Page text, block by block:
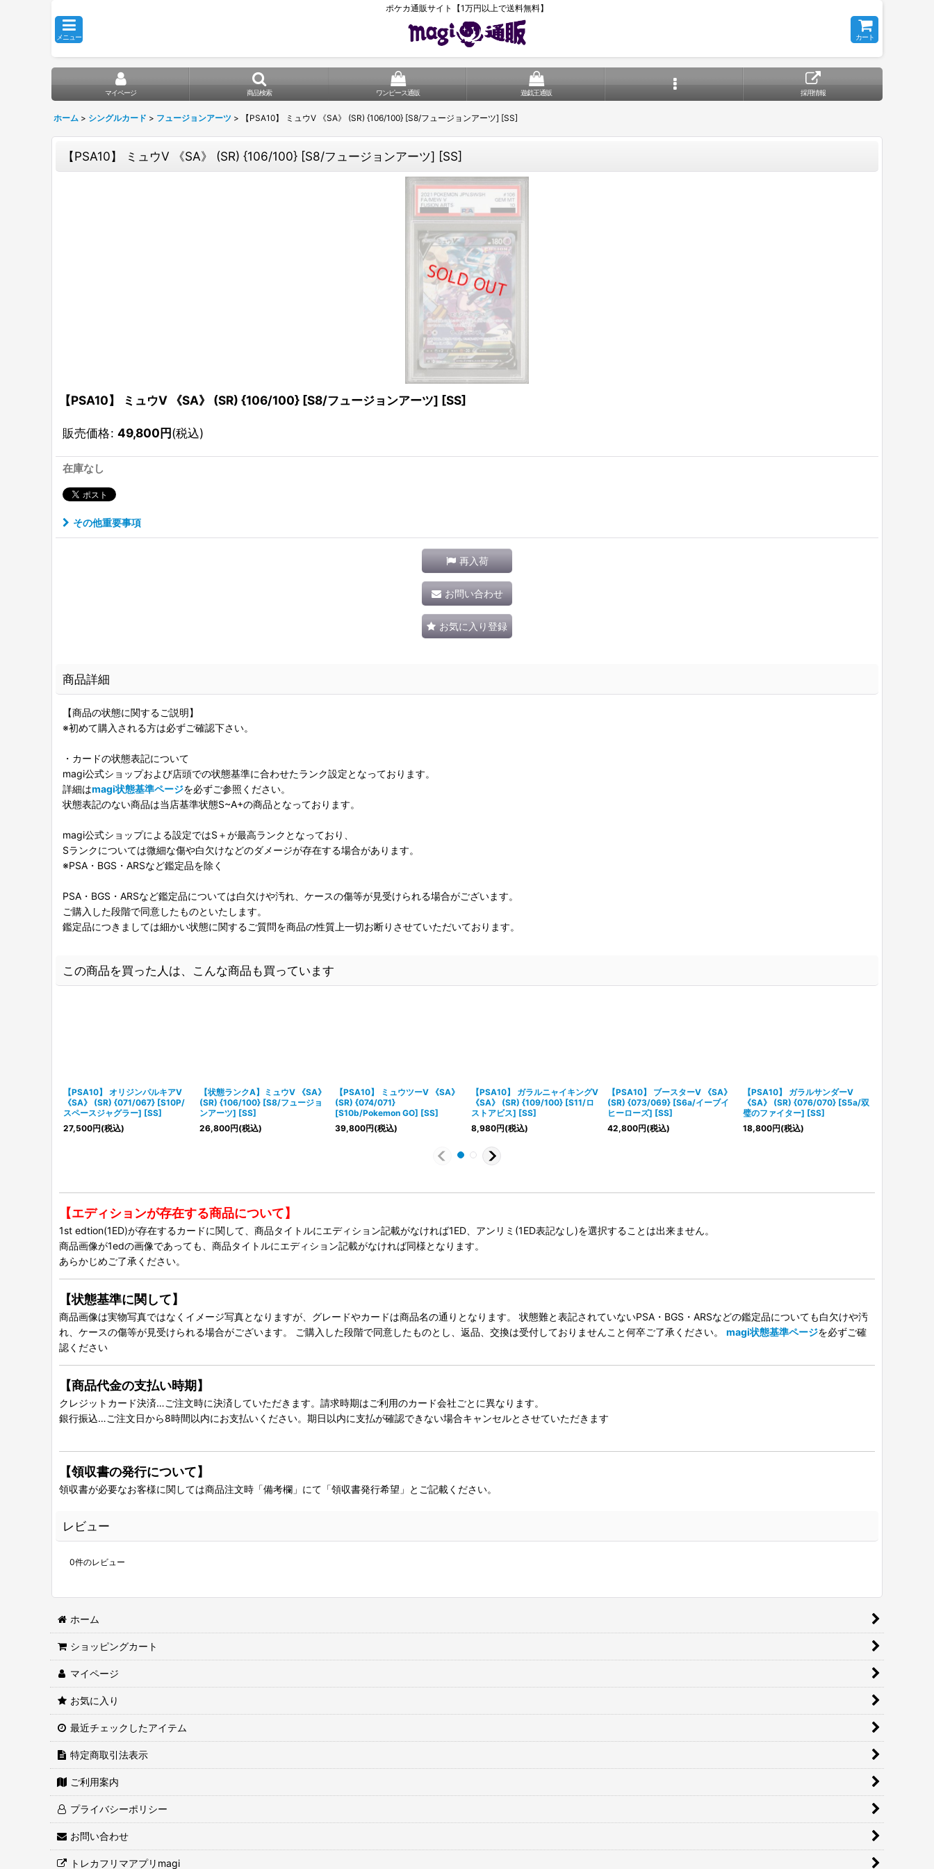
ポケカ通販サイト【1万円以上で送料無料】
メニュー カート
マイページ 商品検索 ワンピース通販 遊戯王通販 採用情報
ホーム > シングルカード > フュージョンアーツ > 【PSA10】 ミュウV 《SA》 (SR) {106/100} [S8/フュージョンアーツ] [SS]
【PSA10】 ミュウV 《SA》 (SR) {106/100} [S8/フュージョンアーツ] [SS]
【PSA10】 ミュウV 《SA》 (SR) {106/100} [S8/フュージョンアーツ] [SS]
販売価格: 49,800円(税込)
在庫なし
その他重要事項
再入荷
お問い合わせ
お気に入り登録
商品詳細
【商品の状態に関するご説明】
※初めて購入される方は必ずご確認下さい。
・カードの状態表記について
magi公式ショップおよび店頭での状態基準に合わせたランク設定となっております。
詳細はmagi状態基準ページを必ずご参照ください。
状態表記のない商品は当店基準状態S~A+の商品となっております。
magi公式ショップによる設定ではS＋が最高ランクとなっており、
Sランクについては微細な傷や白欠けなどのダメージが存在する場合があります。
※PSA・BGS・ARSなど鑑定品を除く
PSA・BGS・ARSなど鑑定品については白欠けや汚れ、ケースの傷等が見受けられる場合がございます。
ご購入した段階で同意したものといたします。
鑑定品につきましては細かい状態に関するご質問を商品の性質上一切お断りさせていただいております。
この商品を買った人は、こんな商品も買っています
【PSA10】 オリジンパルキアV
《SA》 (SR) {071/067} [S10P/
スペースジャグラー] [SS]
27,500円(税込)
【状態ランクA】ミュウV 《SA》
(SR) {106/100} [S8/フュージョ
ンアーツ] [SS]
26,800円(税込)
【PSA10】 ミュウツーV 《SA》
(SR) {074/071}
[S10b/Pokemon GO] [SS]
39,800円(税込)
【PSA10】 ガラルニャイキングV
《SA》 (SR) {109/100} [S11/ロ
ストアビス] [SS]
8,980円(税込)
【PSA10】 ブースターV 《SA》
(SR) {073/069} [S6a/イーブイ
ヒーローズ] [SS]
42,800円(税込)
【PSA10】 ガラルサンダーV
《SA》 (SR) {076/070} [S5a/双
璧のファイター] [SS]
18,800円(税込)
【エディションが存在する商品について】
1st edtion(1ED)が存在するカードに関して、商品タイトルにエディション記載がなければ1ED、アンリミ(1ED表記なし)を選択することは出来ません。
商品画像が1edの画像であっても、商品タイトルにエディション記載がなければ同様となります。
あらかじめご了承ください。
【状態基準に関して】
商品画像は実物写真ではなくイメージ写真となりますが、グレードやカードは商品名の通りとなります。 状態難と表記されていないPSA・BGS・ARSなどの鑑定品についても白欠けや汚
れ、ケースの傷等が見受けられる場合がございます。 ご購入した段階で同意したものとし、返品、交換は受付しておりませんこと何卒ご了承ください。 magi状態基準ページを必ずご確
認ください
【商品代金の支払い時期】
クレジットカード決済…ご注文時に決済していただきます。請求時期はご利用のカード会社ごとに異なります。
銀行振込…ご注文日から8時間以内にお支払いください。期日以内に支払が確認できない場合キャンセルとさせていただきます
【領収書の発行について】
領収書が必要なお客様に関しては商品注文時「備考欄」にて「領収書発行希望」とご記載ください。
レビュー
0件のレビュー
ホーム
ショッピングカート
マイページ
お気に入り
最近チェックしたアイテム
特定商取引法表示
ご利用案内
プライバシーポリシー
お問い合わせ
トレカフリマアプリmagi